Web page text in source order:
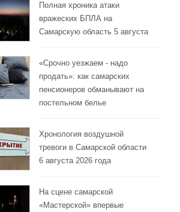
Полная хроника атаки
вражеских БПЛА на
Самарскую область 5 августа
«Срочно уезжаем - надо
продать»: как самарских
пенсионеров обманывают на
постельном белье
Хронология воздушной
тревоги в Самарской области
6 августа 2026 года
На сцене самарской
«Мастерской» впервые